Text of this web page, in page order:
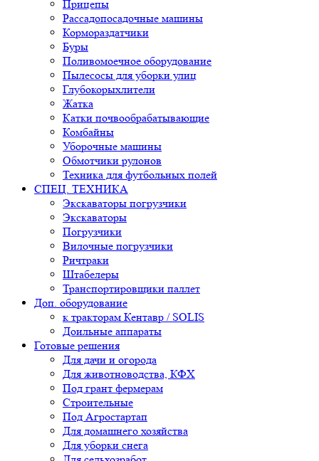
Прицепы
Рассадопосадочные машины
Кормораздатчики
Буры
Поливомоечное оборудование
Пылесосы для уборки улиц
Глубокорыхлители
Жатка
Катки почвообрабатывающие
Комбайны
Уборочные машины
Обмотчики рулонов
Техника для футбольных полей
СПЕЦ. ТЕХНИКА
Экскаваторы погрузчики
Экскаваторы
Погрузчики
Вилочные погрузчики
Ричтраки
Штабелеры
Транспортировщики паллет
Доп. оборудование
к тракторам Кентавр / SOLIS
Доильные аппараты
Готовые решения
Для дачи и огорода
Для животноводства, КФХ
Под грант фермерам
Строительные
Под Агростартап
Для домашнего хозяйства
Для уборки снега